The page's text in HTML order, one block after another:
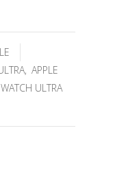
, APPLE
WATCH ULTRA